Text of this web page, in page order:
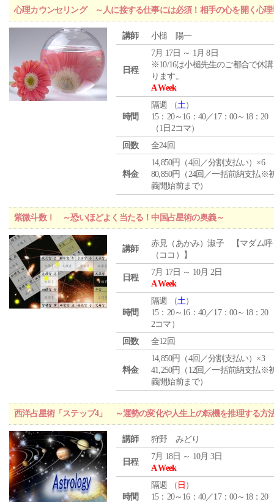
心理カウンセリング ～人に接する仕事には必須！相手の心を開く心理
講師 小槌 陽一
日程
7月 17日 ～ 1月 8日
※10/16は小槌先生のご都合で休
ります。
A Week
時間
隔週 （土）
15：20～16：40／17：00～18：20
（1日2コマ）
回数
全24回
料金
14,850円（4回／分割支払い）×6
80,850円（24回／一括前納支払※
義開始前まで）
紫微斗数Ⅰ ～恐いほどよく当たる！中国占星術の奥義～
講師
赤見（あかみ）淑子 【マダム呼
（ココ）】
日程
7月 17日 ～ 10月 2日
A Week
時間
隔週 （土）
15：20～16：40／17：00～18：20
2コマ）
回数
全12回
料金
14,850円（4回／分割支払い）×3
41,250円（12回／一括前納支払※
義開始前まで）
西洋占星術「ステップ4」 ～運勢の変化や人生上の転機を推理する方
講師 狩野 みどり
日程
7月 18日 ～ 10月 3日
A Week
時間
隔週 （ 日 ）
15：20～16：40／17：00～18：20